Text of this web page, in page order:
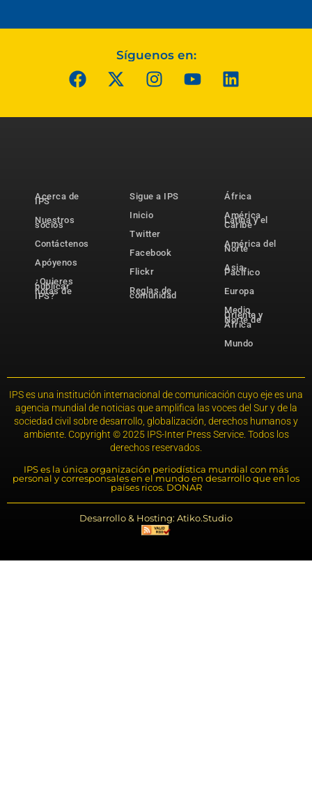
Síguenos en:
Acerca de
IPS
Nuestros
socios
Contáctenos
Apóyenos
¿Quieres
publicar
notas de
IPS?
Sigue a IPS
Inicio
Twitter
Facebook
Flickr
Reglas de
comunidad
África
América
Latina y el
Caribe
América del
Norte
Asia-
Pacífico
Europa
Medio
Oriente y
Norte de
África
Mundo
IPS es una institución internacional de comunicación cuyo eje es una
agencia mundial de noticias que amplifica las voces del Sur y de la
sociedad civil sobre desarrollo, globalización, derechos humanos y
ambiente. Copyright © 2025 IPS-Inter Press Service. Todos los
derechos reservados.
IPS es la única organización periodística mundial con más
personal y corresponsales en el mundo en desarrollo que en los
países ricos. DONAR
Desarrollo & Hosting: Atiko.Studio